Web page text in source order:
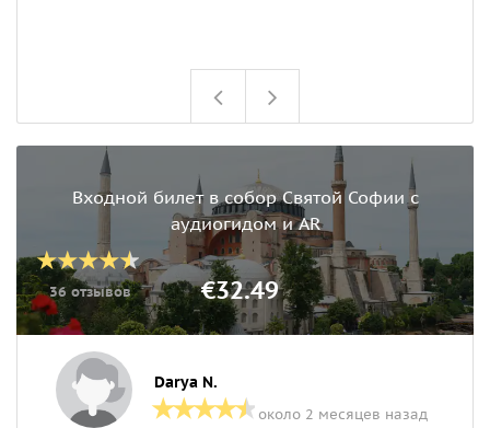
Входной билет в собор Святой Софии с
аудиогидом и AR
36 отзывов €32.49
Darya N.
около 2 месяцев назад